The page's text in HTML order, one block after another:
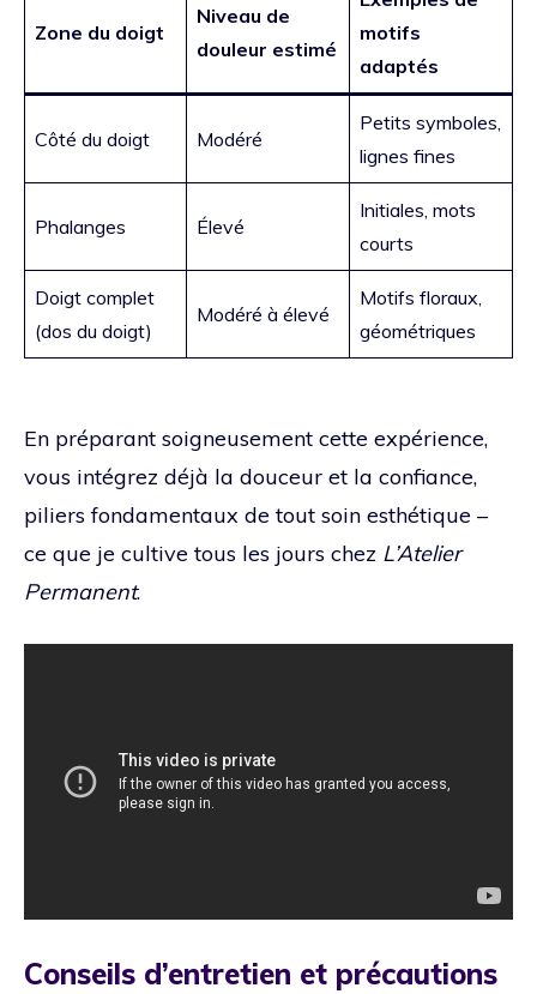
Zone du doigt
Niveau de
douleur estimé
motifs
adaptés
Côté du doigt Modéré
Petits symboles,
lignes fines
Phalanges Élevé
Initiales, mots
courts
Doigt complet
(dos du doigt)
Modéré à élevé
Motifs floraux,
géométriques
En préparant soigneusement cette expérience,
vous intégrez déjà la douceur et la confiance,
piliers fondamentaux de tout soin esthétique –
ce que je cultive tous les jours chez L’Atelier
Permanent.
Conseils d’entretien et précautions